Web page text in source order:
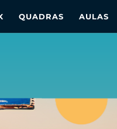
QUADRAS AULAS